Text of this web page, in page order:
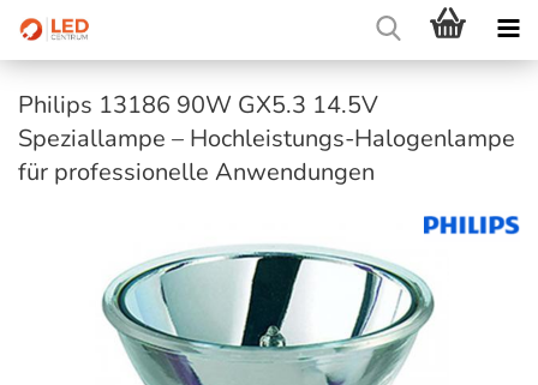
Philips 13186 90W GX5.3 14.5V
Speziallampe – Hochleistungs-Halogenlampe
für professionelle Anwendungen